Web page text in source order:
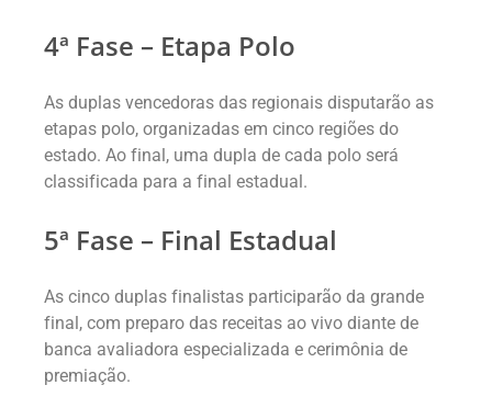
4ª Fase – Etapa Polo
As duplas vencedoras das regionais disputarão as
etapas polo, organizadas em cinco regiões do
estado. Ao final, uma dupla de cada polo será
classificada para a final estadual.
5ª Fase – Final Estadual
As cinco duplas finalistas participarão da grande
final, com preparo das receitas ao vivo diante de
banca avaliadora especializada e cerimônia de
premiação.